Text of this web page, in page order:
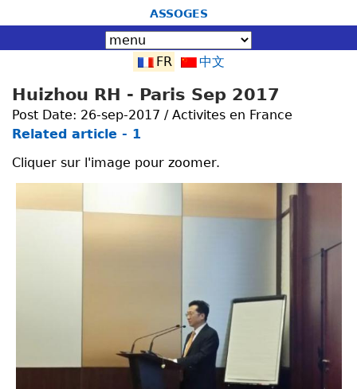
Jump to navigation
ASSOGES
FR 中文
Huizhou RH - Paris Sep 2017
Post Date: 26-sep-2017 / Activites en France
Related article - 1
Cliquer sur l'image pour zoomer.